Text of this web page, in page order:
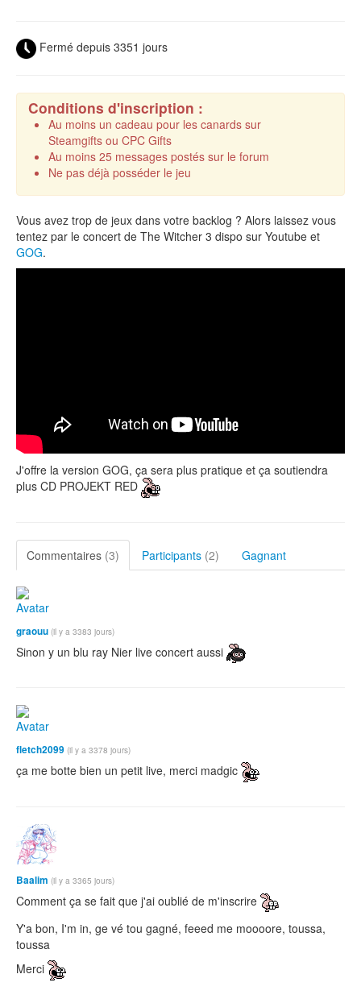
Fermé depuis 3351 jours
Conditions d'inscription :
Au moins un cadeau pour les canards sur
Steamgifts ou CPC Gifts
Au moins 25 messages postés sur le forum
Ne pas déjà posséder le jeu
Vous avez trop de jeux dans votre backlog ? Alors laissez vous
tentez par le concert de The Witcher 3 dispo sur Youtube et
GOG.
J'offre la version GOG, ça sera plus pratique et ça soutiendra
plus CD PROJEKT RED
Commentaires (3) Participants (2) Gagnant
graouu (il y a 3383 jours)
Sinon y un blu ray Nier live concert aussi
fletch2099 (il y a 3378 jours)
ça me botte bien un petit live, merci madgic
Baalim (il y a 3365 jours)
Comment ça se fait que j'ai oublié de m'inscrire
Y'a bon, I'm in, ge vé tou gagné, feeed me moooore, toussa,
toussa
Merci